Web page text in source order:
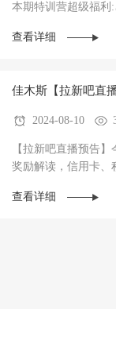
本期特训营超级福利
查看详细
佳木斯【拉新吧直
2024-08-10
【拉新吧直播预告
奖励解读，信用卡、
查看详细